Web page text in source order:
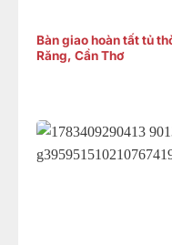
Bàn giao hoàn tất tủ
Răng, Cần Thơ